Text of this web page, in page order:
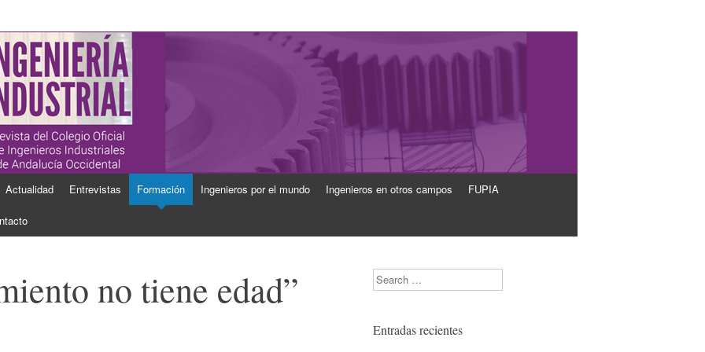
de Andalucía Occidental
Actualidad Entrevistas Formación Ingenieros por el mundo Ingenieros en otros campos FUPIA
no tiene edad” Search
Entradas recientes